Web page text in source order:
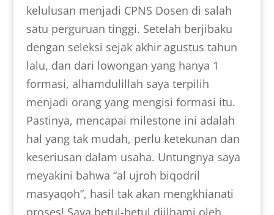
kelulusan menjadi CPNS Dosen di salah
satu perguruan tinggi. Setelah berjibaku
dengan seleksi sejak akhir agustus tahun
lalu, dan dari lowongan yang hanya 1
formasi, alhamdulillah saya terpilih
menjadi orang yang mengisi formasi itu.
Pastinya, mencapai milestone ini adalah
hal yang tak mudah, perlu ketekunan dan
keseriusan dalam usaha. Untungnya saya
meyakini bahwa “al ujroh biqodril
masyaqoh”, hasil tak akan mengkhianati
proses! Saya betul-betul diilhami oleh